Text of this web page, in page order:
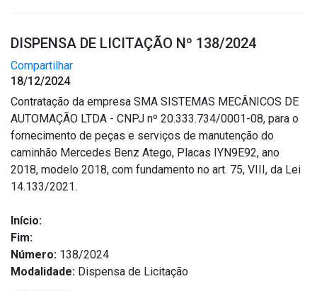
DISPENSA DE LICITAÇÃO Nº 138/2024
Compartilhar
18/12/2024
Contratação da empresa SMA SISTEMAS MECÂNICOS DE
AUTOMAÇÃO LTDA - CNPJ nº 20.333.734/0001-08, para o
fornecimento de peças e serviços de manutenção do
caminhão Mercedes Benz Atego, Placas IYN9E92, ano
2018, modelo 2018, com fundamento no art. 75, VIII, da Lei
14.133/2021.
Início:
Fim:
Número: 138/2024
Modalidade: Dispensa de Licitação